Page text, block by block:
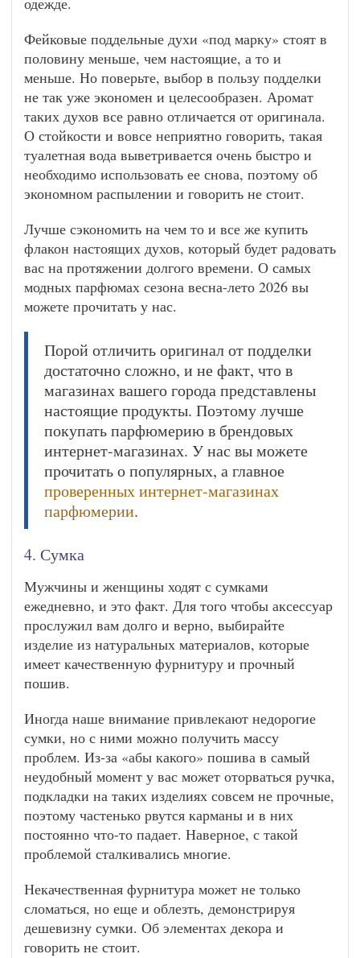
Фейковые поддельные духи «под марку» стоят в
половину меньше, чем настоящие, а то и
меньше. Но поверьте, выбор в пользу подделки
не так уже экономен и целесообразен. Аромат
таких духов все равно отличается от оригинала.
О стойкости и вовсе неприятно говорить, такая
туалетная вода выветривается очень быстро и
необходимо использовать ее снова, поэтому об
экономном распылении и говорить не стоит.
Лучше сэкономить на чем то и все же купить
флакон настоящих духов, который будет радовать
вас на протяжении долгого времени. О самых
модных парфюмах сезона весна-лето 2026 вы
можете прочитать у нас.
Порой отличить оригинал от подделки
достаточно сложно, и не факт, что в
магазинах вашего города представлены
настоящие продукты. Поэтому лучше
покупать парфюмерию в брендовых
интернет-магазинах. У нас вы можете
прочитать о популярных, а главное
проверенных интернет-магазинах
парфюмерии.
4. Сумка
Мужчины и женщины ходят с сумками
ежедневно, и это факт. Для того чтобы аксессуар
прослужил вам долго и верно, выбирайте
изделие из натуральных материалов, которые
имеет качественную фурнитуру и прочный
пошив.
Иногда наше внимание привлекают недорогие
сумки, но с ними можно получить массу
проблем. Из-за «абы какого» пошива в самый
неудобный момент у вас может оторваться ручка,
подкладки на таких изделиях совсем не прочные,
поэтому частенько рвутся карманы и в них
постоянно что-то падает. Наверное, с такой
проблемой сталкивались многие.
Некачественная фурнитура может не только
сломаться, но еще и облезть, демонстрируя
дешевизну сумки. Об элементах декора и
говорить не стоит.